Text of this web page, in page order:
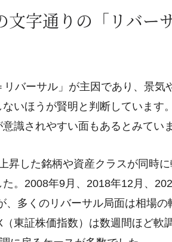
字通りの「リバー
バーサル」が主因であり、景気
いほうが賢明と判断しています
識されやすい面もあるとみていま
昇した銘柄や資産クラスが同時
。2008年9月、2018年12月、
多くのリバーサル局面は相場の
東証株価指数）は数週間ほど軟